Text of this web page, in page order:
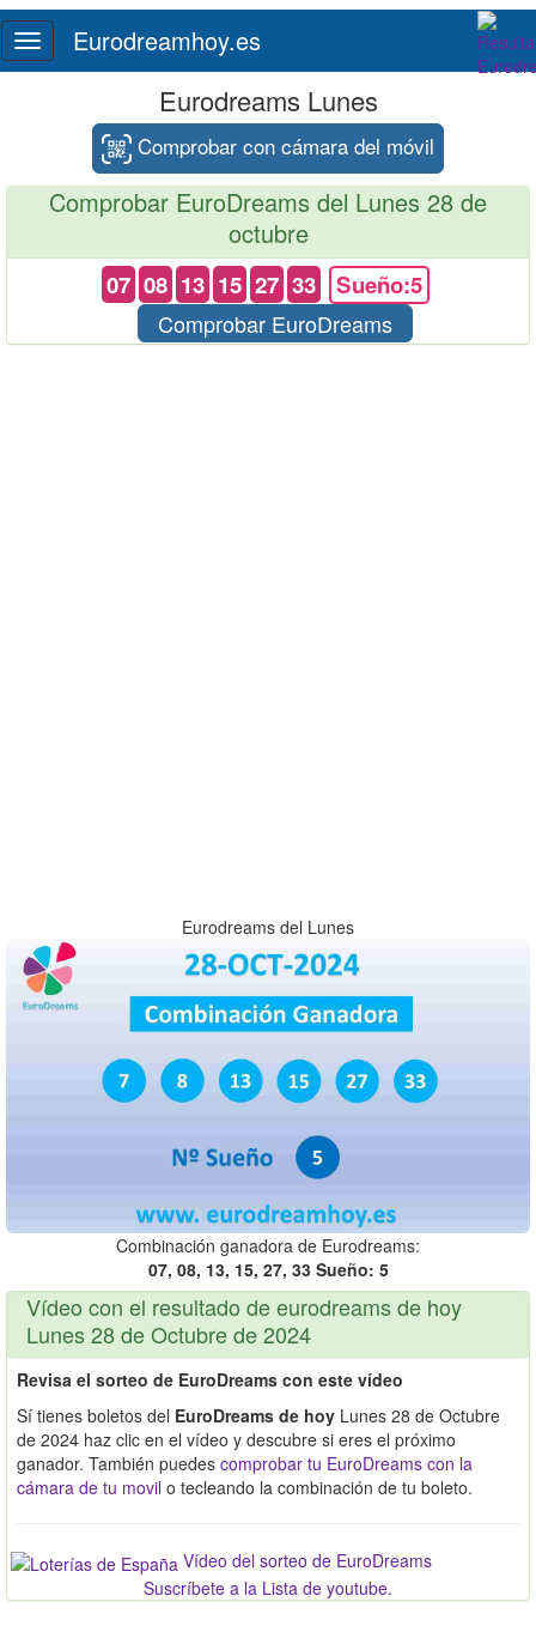
Toggle
navigation
Eurodreamhoy.es
Eurodreams Lunes
Comprobar con cámara del móvil
Comprobar EuroDreams del Lunes 28 de
octubre
07 08 13 15 27 33 Sueño:5
Comprobar EuroDreams
Eurodreams del Lunes
Combinación ganadora de Eurodreams:
07, 08, 13, 15, 27, 33 Sueño: 5
Vídeo con el resultado de eurodreams de hoy
Lunes 28 de Octubre de 2024
Revisa el sorteo de EuroDreams con este vídeo
Sí tienes boletos del EuroDreams de hoy Lunes 28 de Octubre
de 2024 haz clic en el vídeo y descubre si eres el próximo
ganador. También puedes comprobar tu EuroDreams con la
cámara de tu movil o tecleando la combinación de tu boleto.
Vídeo del sorteo de EuroDreams
Suscríbete a la Lista de youtube.